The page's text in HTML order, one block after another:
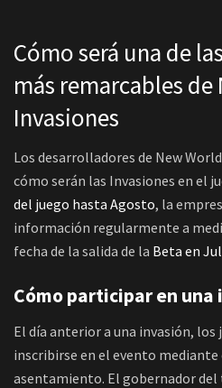
Cómo será una de
más remarcables de
Invasiones
Los desarrolladores de New
cómo serán las Invasiones en el
del juego hasta Agosto, la
información regularmente a
fecha de la salida de la Beta en
Cómo participar en una
El día anterior a una invasión, los
inscribirse en el evento
asentamiento. El gobernador